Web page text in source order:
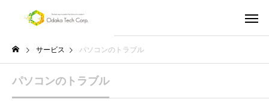
サービス パソコンのトラブル
パソコンのトラブル